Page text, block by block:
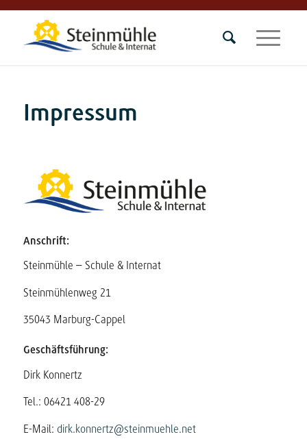
Impressum
Anschrift:
Steinmühle – Schule & Internat
Steinmühlenweg 21
35043 Marburg-Cappel
Geschäftsführung:
Dirk Konnertz
Tel.: 06421 408-29
E-Mail: dirk.konnertz@steinmuehle.net